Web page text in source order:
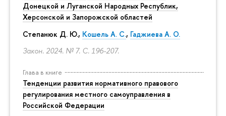
Донецкой и Луганской Народных Республик,
Херсонской и Запорожской областей
Степанюк Д. Ю., Кошель А. С., Гаджиева А. О.
Закон. 2024. № 7. С. 196-207.
Глава в книге
Тенденции развития нормативного правового
регулирования местного самоуправления в
Российской Федерации